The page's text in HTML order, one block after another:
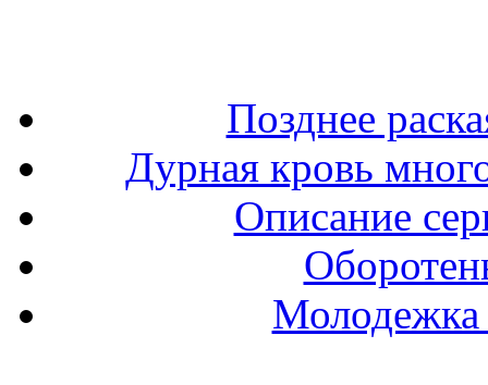
Позднее
Дурная кровь
Описание
Молодежка